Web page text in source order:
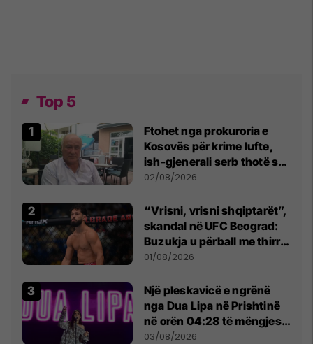
Top 5
Ftohet nga prokuroria e
Kosovës për krime lufte,
ish-gjenerali serb thotë se
dikush e tradhtoi në
02/08/2026
“Vrisni, vrisni shqiptarët”,
skandal në UFC Beograd:
Buzukja u përball me thirrje
anti-shqiptare nga
01/08/2026
Një pleskavicë e ngrënë
nga Dua Lipa në Prishtinë
në orën 04:28 të mëngjesit
- dhe bota digjitale serbe
03/08/2026